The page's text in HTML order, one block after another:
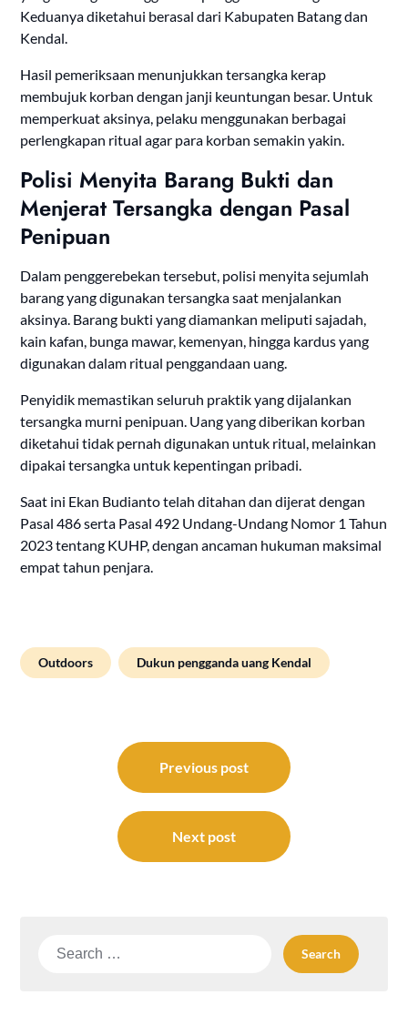
Keduanya diketahui berasal dari Kabupaten Batang dan
Kendal.
Hasil pemeriksaan menunjukkan tersangka kerap
membujuk korban dengan janji keuntungan besar. Untuk
memperkuat aksinya, pelaku menggunakan berbagai
perlengkapan ritual agar para korban semakin yakin.
Polisi Menyita Barang Bukti dan
Menjerat Tersangka dengan Pasal
Penipuan
Dalam penggerebekan tersebut, polisi menyita sejumlah
barang yang digunakan tersangka saat menjalankan
aksinya. Barang bukti yang diamankan meliputi sajadah,
kain kafan, bunga mawar, kemenyan, hingga kardus yang
digunakan dalam ritual penggandaan uang.
Penyidik memastikan seluruh praktik yang dijalankan
tersangka murni penipuan. Uang yang diberikan korban
diketahui tidak pernah digunakan untuk ritual, melainkan
dipakai tersangka untuk kepentingan pribadi.
Saat ini Ekan Budianto telah ditahan dan dijerat dengan
Pasal 486 serta Pasal 492 Undang-Undang Nomor 1 Tahun
2023 tentang KUHP, dengan ancaman hukuman maksimal
empat tahun penjara.
Outdoors Dukun pengganda uang Kendal
navigation
Previous post
Next post
Search